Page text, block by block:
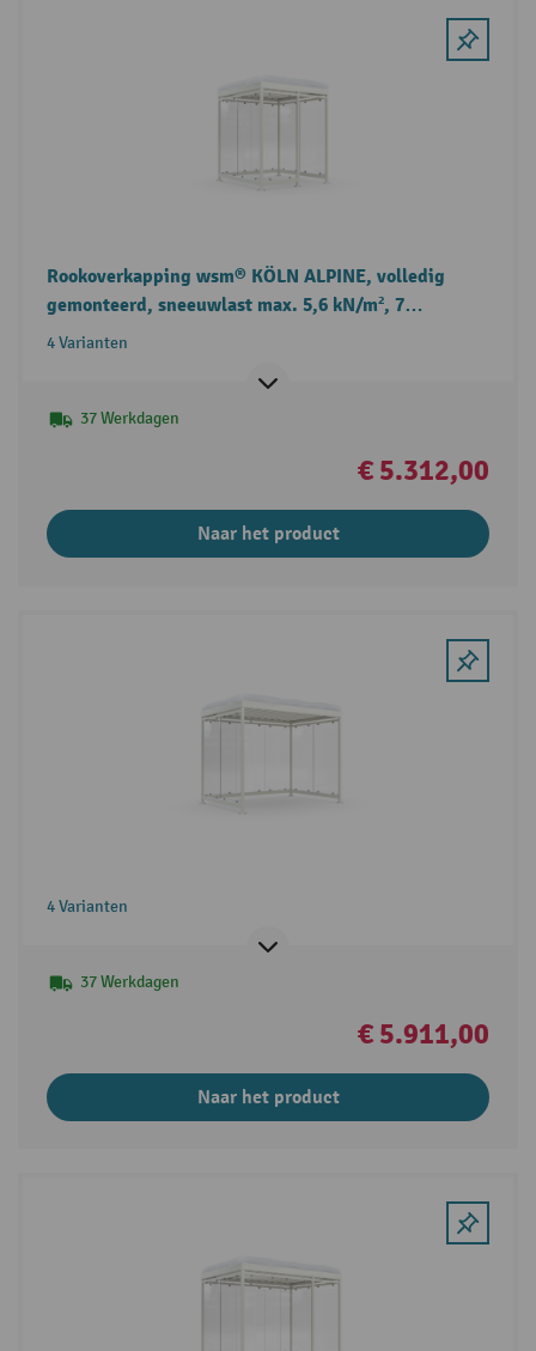
Rookoverkapping wsm® KÖLN ALPINE, volledig
gemonteerd, sneeuwlast max. 5,6 kN/m², 7
elementen
4 Varianten
37 Werkdagen
€ 5.312,00
Naar het product
4 Varianten
37 Werkdagen
€ 5.911,00
Naar het product